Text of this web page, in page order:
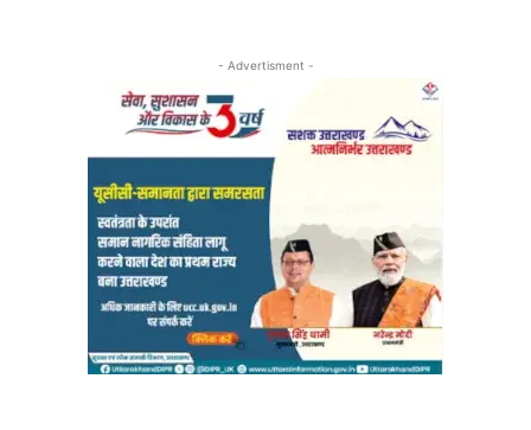
- Advertisment -